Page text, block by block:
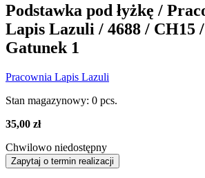
Podstawka pod łyżkę /
Lapis Lazuli / 4688 / CH15 /
Gatunek 1
Pracownia Lapis Lazuli
Stan magazynowy: 0 pcs.
35,00 zł
Chwilowo niedostępny
Zapytaj o termin realizacji